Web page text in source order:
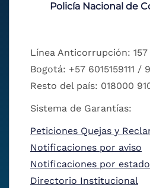
Policía Nacional de
Línea Anticorrupción: 157
Bogotá: +57 6015159111 /
Resto del país: 018000
Sistema de Garantías:
Peticiones Quejas y
Notificaciones por aviso
Notificaciones por
Directorio Institucional